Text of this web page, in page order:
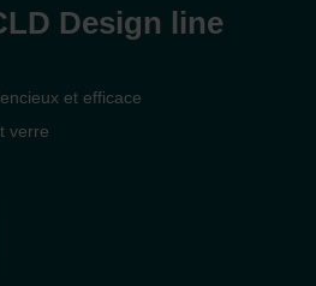
Design line
et efficace
verre